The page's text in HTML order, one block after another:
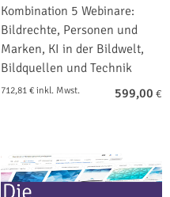
Kombination 5 Webinare:
Bildrechte, Personen und
Marken, KI in der Bildwelt,
Bildquellen und Technik
712,81 € inkl. Mwst. 599,00 €